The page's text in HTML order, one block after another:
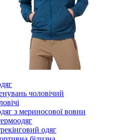
чоловічий
з мериносової вовни
одяг